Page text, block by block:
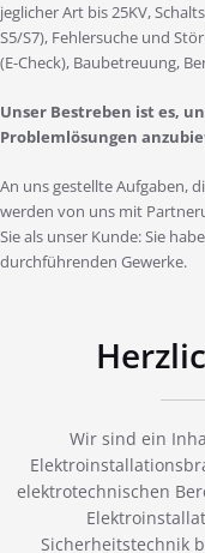
jeglicher Art bis 25KV,
S5/S7), Fehlersuche und
(E-Check), Baubetreuung,
Unser Bestreben ist es,
Problemlösungen
An uns gestellte Aufgaben,
werden von uns mit
Sie als unser Kunde: Sie
durchführenden Gewerke.
Wir sind ein
elektrotechnischen
Sicherheitstechnik